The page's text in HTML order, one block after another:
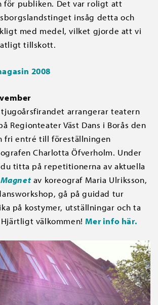
för publiken. Det var roligt att
insåg detta och
med medel, vilket gjorde att vi
tillskott.
2008
tjugoårsfirandet arrangerar teatern
Regionteater Väst Dans i Borås den
fri entré till föreställningen
Charlotta Öfverholm. Under
titta på repetitionerna av aktuella
Magnetav koreograf Maria Ulriksson,
gå på guidad tur
på kostymer, utställningar och ta
välkommen! Mer info här.